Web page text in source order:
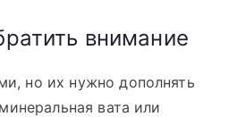
внимание
но их нужно дополнять
вата или